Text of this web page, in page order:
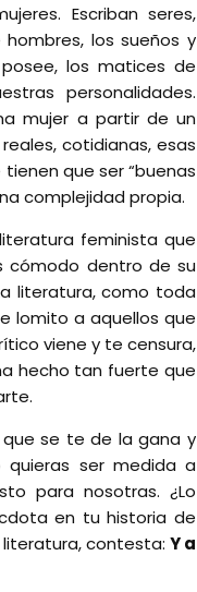
Escriban seres,
los sueños y
los matices de
personalidades.
mujer a partir de un
cotidianas, esas
que ser “buenas
complejidad propia.
feminista que
cómodo dentro de su
literatura, como toda
lomito a aquellos que
viene y te censura,
hecho tan fuerte que
se te de la gana y
quieras ser medida a
para nosotras. ¿Lo
en tu historia de
literatura, contesta: Y a